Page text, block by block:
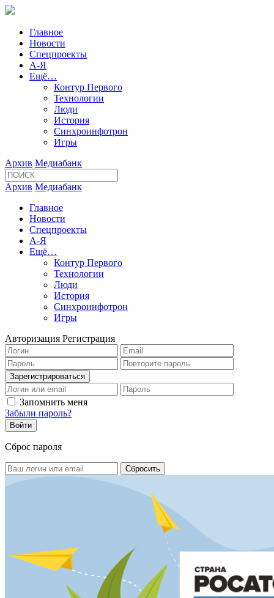
Главное
Новости
Спецпроекты
А-Я
Ещё…
Контур Первого
Технологии
Люди
История
Синхроинфотрон
Игры
Архив Медиабанк
Архив Медиабанк
Главное
Новости
Спецпроекты
А-Я
Ещё…
Контур Первого
Технологии
Люди
История
Синхроинфотрон
Игры
Авторизация Регистрация
Запомнить меня
Забыли пароль?
Сброс пароля